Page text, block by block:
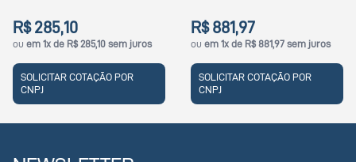
R$ 285,10
ou em 1x de R$ 285,10 sem juros
SOLICITAR COTAÇÃO POR
CNPJ
R$ 881,97
ou em 1x de R$ 881,97 sem juros
SOLICITAR COTAÇÃO POR
CNPJ